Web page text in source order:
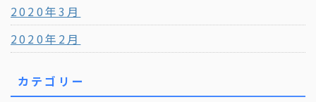
2020年3月
2020年2月
カテゴリー